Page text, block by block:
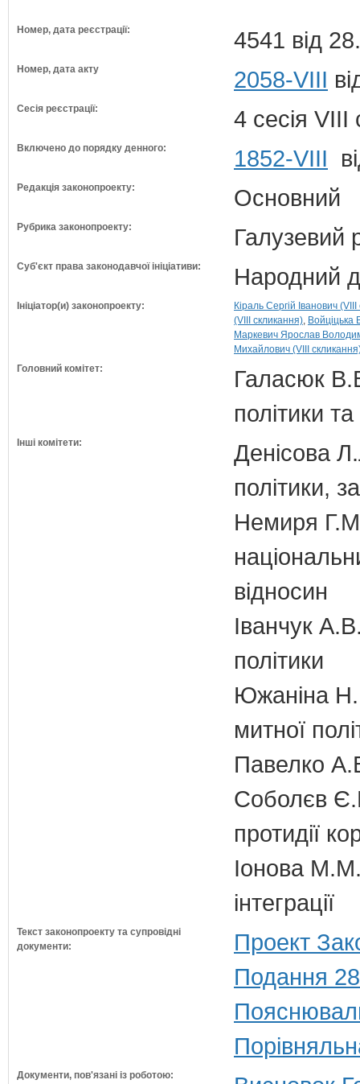
Номер, дата реєстрації: 4541 від
Номер, дата акту 2058-VIII
Сесія реєстрації: 4 сесія VIII
Включено до порядку денного: 1852-VIII
Редакція законопроекту: Основний
Рубрика законопроекту: Галузевий
Суб'єкт права законодавчої ініціативи: Народний
Ініціатор(и) законопроекту:
Кіраль Сергій Іванович
(VIII скликання) Войціцька
Маркевич Ярослав
Михайлович (VIII
Головний комітет:
Галасюк
політики
Інші комітети:
Денісова
політики,
Немиря
відносин
Іванчук
політики
Южаніна
митної
Павелко
Соболєв
протидії
Іонова М.М.
інтеграції
Текст законопроекту та супровідні
документи:
Проект
Подання
Документи, пов'язані із роботою: